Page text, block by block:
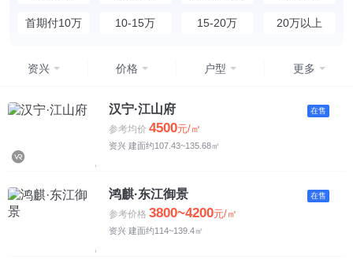
首期付10万 10-15万 15-20万 20万以上
资兴 价格 户型 更多
均价 不限
4500元以下
4500-5500元
5500-6500元
汉宁·江山府
参考均价 4500元/㎡
资兴 建面约107.43~135.68㎡
在售
鸿麒·东江御景
参考价格 3800~4200元/㎡
资兴 建面约114~139.4㎡
在售